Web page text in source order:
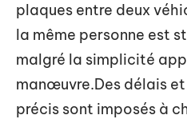
plaques entre deux
la même personne est
malgré la simplicité
manœuvre.Des délais
précis sont imposés à